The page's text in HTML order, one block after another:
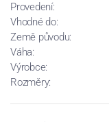
Provedení:
Vhodné do:
Země původu:
Váha:
Výrobce:
Rozměry: